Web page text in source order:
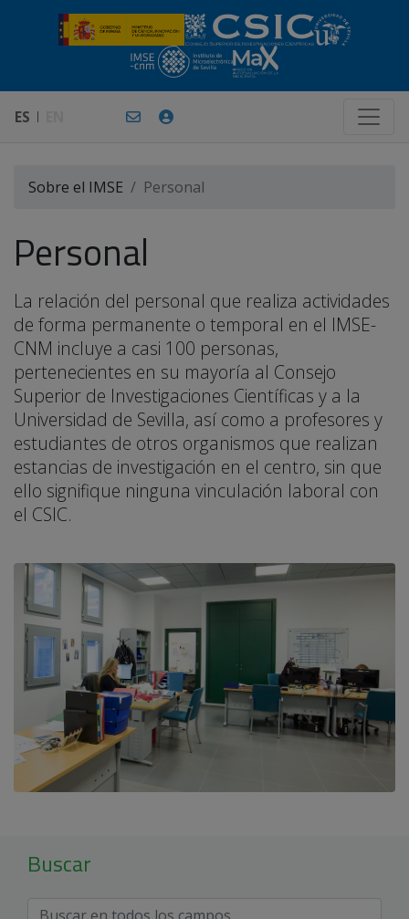
ES
Sobre el IMSE Personal
Personal
La relación del personal que realiza actividades
de forma permanente o temporal en el IMSE-
CNM incluye a casi 100 personas,
pertenecientes en su mayoría al Consejo
Superior de Investigaciones Científicas y a la
Universidad de Sevilla, así como a profesores y
estudiantes de otros organismos que realizan
estancias de investigación en el centro, sin que
ello signifique ninguna vinculación laboral con
el CSIC.
Buscar